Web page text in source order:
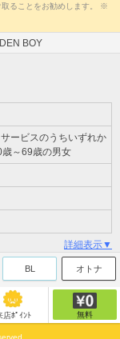
ることをお勧めします。 ※
BOY
ービスのうちいずれか
～69歳の男女
詳細表示▼
BL オトナ
店ﾎﾟｲﾝﾄ 無料